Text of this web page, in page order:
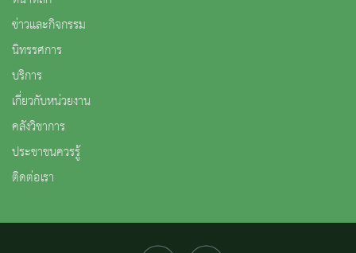
ข่าวและกิจกรรม
นิทรรศการ
บริการ
เกี่ยวกับหน่วยงาน
คลังวิชาการ
ประชาชนควรรู้
ติดต่อเรา